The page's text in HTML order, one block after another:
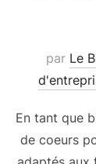
par Le
En tant que
de coeurs